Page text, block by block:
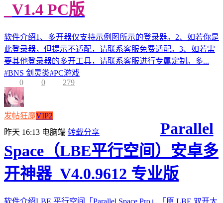
_V1.4 PC版
软件介绍1、多开器仅支持示例图所示的登录器。2、如若你是
此登录器，但提示不适配，请联系客服免费适配。3、如若需
要其他登录器的多开工具，请联系客服进行专属定制。多...
#BNS 剑灵类#PC游戏
0
0 279
发帖狂魔VIP2
昨天 16:13 电脑端 转载分享
Parallel
Space（LBE平行空间）安卓多
开神器_V4.0.9612 专业版
软件介绍LBE 平行空间「Parallel Space Pro」「原 LBE 双开大